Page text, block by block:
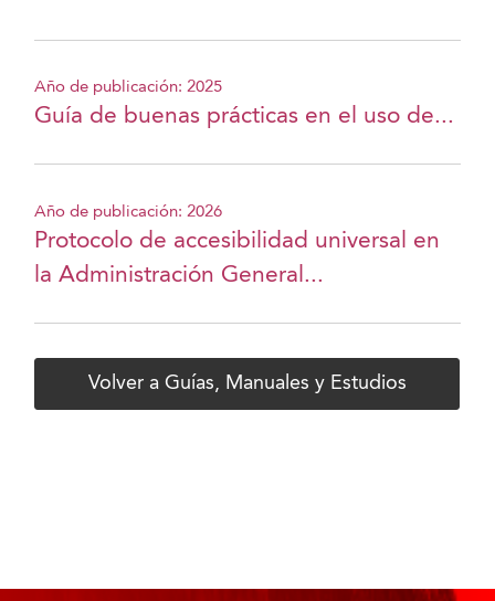
Año de publicación: 2025
Guía de buenas prácticas en el uso de...
Año de publicación: 2026
Protocolo de accesibilidad universal en
la Administración General...
Volver a Guías, Manuales y Estudios